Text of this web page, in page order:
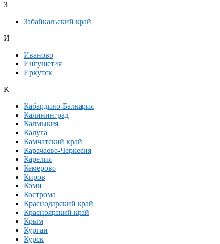
З
Забайкальский край
И
Иваново
Ингушетия
Иркутск
К
Кабардино-Балкария
Калининград
Калмыкия
Калуга
Камчатский край
Карачаево-Черкесия
Карелия
Кемерово
Киров
Коми
Кострома
Краснодарский край
Красноярский край
Крым
Курган
Курск